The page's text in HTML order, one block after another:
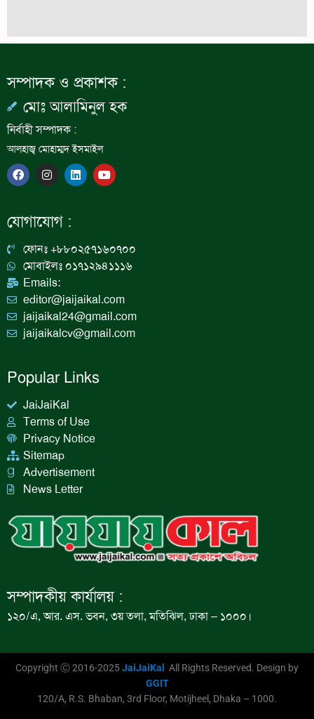
সম্পাদক ও প্রকাশক :
মোঃ আলামিনুল হক
নির্বাহী সম্পাদক :
আলহাজ্ব মোহাম্মদ ইসমাইল
F
a
c
b
o
I
n
s
a
g
a
m
L
i
n
n
Y
o
u
যোগাযোগ :
ফোনঃ +৮৮০২৫৭১৬০৭০০
মোবাইলঃ ০১৭১২৯৪১১১৬
Emails:
editor@jaijaikal.com
jaijaikal24@gmail.com
jaijaikalcv@gmail.com
Popular Links
JaiJaiKal
Terms of Use
Privacy Notice
Sitemap
Advertisement
News Letter
সম্পাদকীয় কার্যালয় :
১২০/এ, আর. এস. ভবন, ৩য় তলা, মতিঝিল, ঢাকা – ১০০০।
Copyright Ⓒ 2016-2025JaiJaiKal
All Rights Reserved. Design by
GGIT
120/A, R.S. Bhaban, 3rd Floor, Motijheel, Dhaka – 1000.